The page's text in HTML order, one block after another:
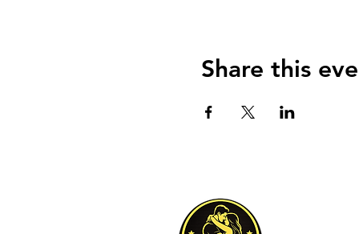
Share this